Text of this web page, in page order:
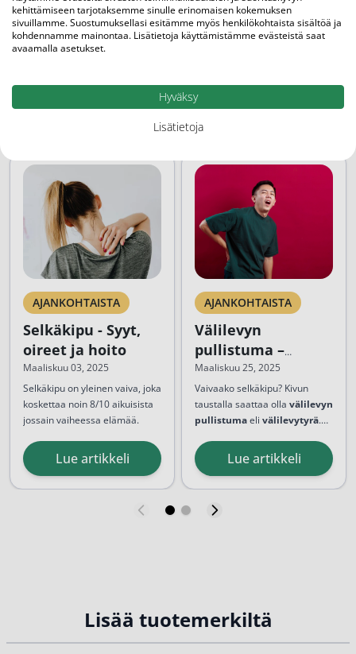
Tuotemerkit
AJANKOHTAISTA
Selkäkipu - Syyt,
oireet ja hoito
Maaliskuu 03, 2025
Selkäkipu on yleinen vaiva, joka
koskettaa noin 8/10 aikuisista
jossain vaiheessa elämää.
ohimenevä haitta tai krooninen
vaiva, joka vaikuttaa
toimintakyky heikkenee, jos
Lue artikkeli
AJANKOHTAISTA
Välilevyn
pullistuma –
Oireet ja hoito
Maaliskuu 25, 2025
Vaivaako selkäkipu? Kivun
taustalla saattaa olla välilevyn
pullistumaeli välilevytyrä.
välilevyn sisältöä työntyy
selkäydinkanavaan. Tämä
alaraajaan säteilevää kipua.
Lue artikkeli
Lisää tuotemerkiltä
kehittämiseen tarjotaksemme sinulle erinomaisen kokemuksen
sivuillamme. Suostumuksellasi esitämme myös henkilökohtaista sisältöä ja
kohdennamme mainontaa. Lisätietoja käyttämistämme evästeistä saat
avaamalla asetukset.
Hyväksy
Lisätietoja